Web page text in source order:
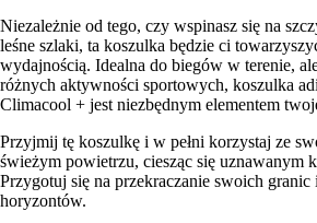
Niezależnie od tego, czy wspinasz się na
leśne szlaki, ta koszulka będzie ci
wydajnością. Idealna do biegów w terenie,
różnych aktywności sportowych, koszulka
Climacool + jest niezbędnym elementem
Przyjmij tę koszulkę i w pełni korzystaj ze
świeżym powietrzu, ciesząc się uznawanym
Przygotuj się na przekraczanie swoich
horyzontów.